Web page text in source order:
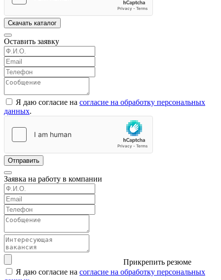
Скачать каталог
Оставить заявку
Я даю согласие на согласие на обработку персональных
данных.
Отправить
Заявка на работу в компании
Прикрепить резюме
Я даю согласие на согласие на обработку персональных